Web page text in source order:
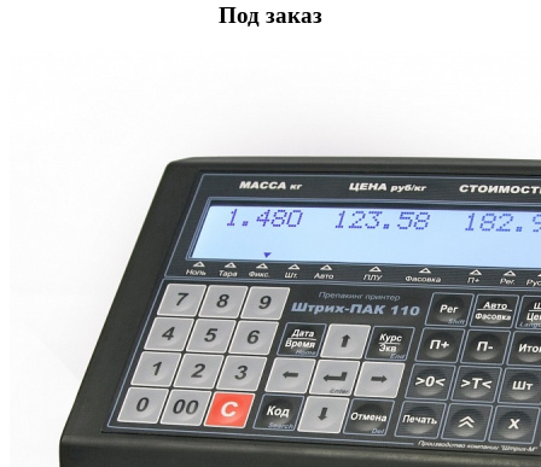
Под заказ